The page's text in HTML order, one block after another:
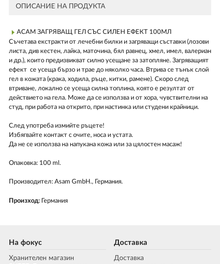
ОПИСАНИЕ НА ПРОДУКТА
АСАМ ЗАГРЯВАЩ ГЕЛ СЪС СИЛЕН ЕФЕКТ 100МЛ
Съчетава екстракти от лечебни билки и загряващи съставки (лозови
листа, див кестен, лайка, маточина, бял равнец, хмел, имел, валериан
и др.), които предизвикват силно усещане за затопляне. Загряващият
ефект се усеща бързо и трае до няколко часа. Втрива се тънък слой
гел в кожата (крака, ходила, ръце, китки, рамене). Скоро след
втриване, локално се усеща силна топлина, която е резултат от
действието на гела. Може да се използва и от хора, чувствителни на
студ, при работа на открито, при настинка или студени крайници.
След употреба измийте ръцете!
Избягвайте контакт с очите, носа и устата.
Да не се използва на напукана кожа или за цялостен масаж!
Опаковка: 100 ml.
Производител: Asam GmbH., Германия.
Произход:Германия
На фокус
Хранителен магазин
Доставка
Доставка